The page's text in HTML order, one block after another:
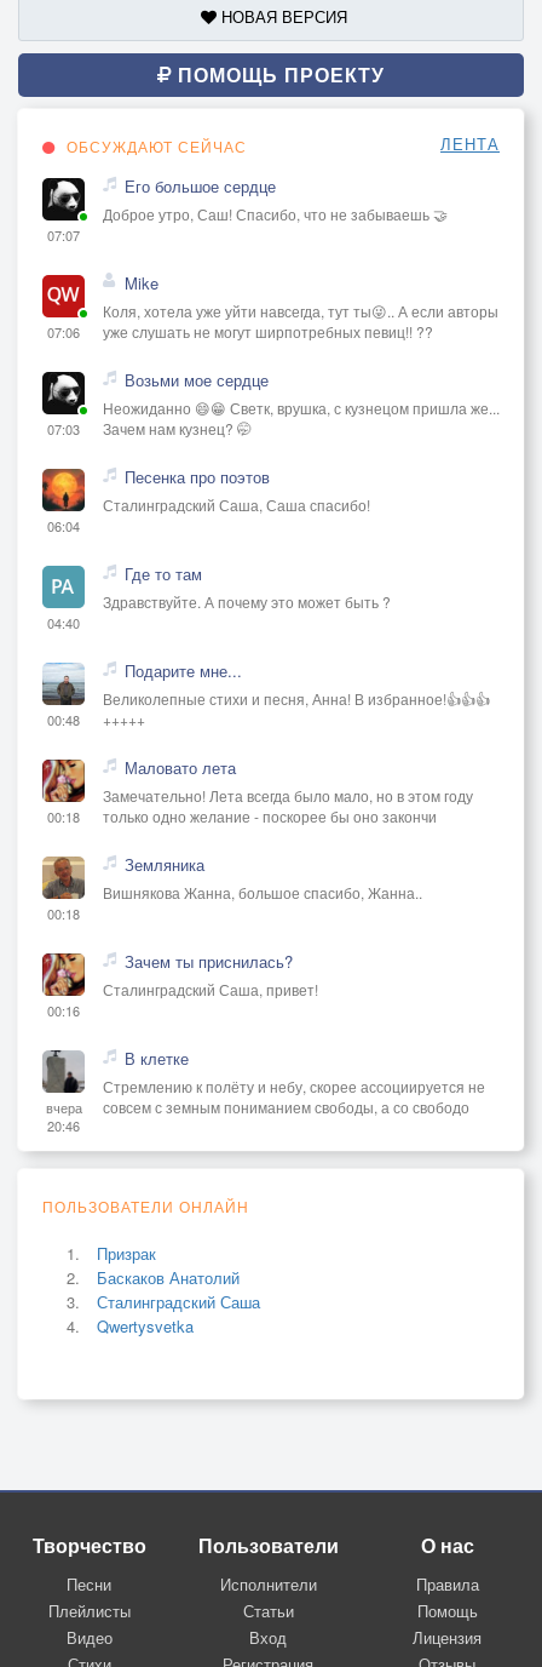
НОВАЯ ВЕРСИЯ
ПОМОЩЬ ПРОЕКТУ
ОБСУЖДАЮТ СЕЙЧАС ЛЕНТА
07:07
Его большое сердце
Доброе утро, Саш! Спасибо, что не забываешь 🤝
07:06
Mike
Коля, хотела уже уйти навсегда, тут ты😜.. А если авторы
уже слушать не могут ширпотребных певиц!! ??
07:03
Возьми мое сердце
Неожиданно 😄😁 Светк, врушка, с кузнецом пришла же...
Зачем нам кузнец? 🤭
06:04
Песенка про поэтов
Сталинградский Саша, Саша спасибо!
04:40
Где то там
Здравствуйте. А почему это может быть ?
00:48
Подарите мне...
Великолепные стихи и песня, Анна! В избранное!👍👍👍
+++++
00:18
Маловато лета
Замечательно! Лета всегда было мало, но в этом году
только одно желание - поскорее бы оно закончи
00:18
Земляника
Вишнякова Жанна, большое спасибо, Жанна..
00:16
Зачем ты приснилась?
Сталинградский Саша, привет!
вчера
20:46
В клетке
Стремлению к полёту и небу, скорее ассоциируется не
совсем с земным пониманием свободы, а со свободо
ПОЛЬЗОВАТЕЛИ ОНЛАЙН
Призрак
Баскаков Анатолий
Сталинградский Саша
Qwertysvetka
Творчество
Песни
Плейлисты
Видео
Пользователи
Исполнители
Статьи
Вход
О нас
Правила
Помощь
Лицензия